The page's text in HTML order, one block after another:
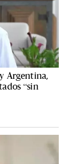
Argentina,
“sin